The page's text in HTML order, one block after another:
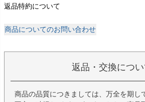
返品特約について
商品についてのお問い合わせ
返品・交換につい
商品の品質につきましては、万全を期し